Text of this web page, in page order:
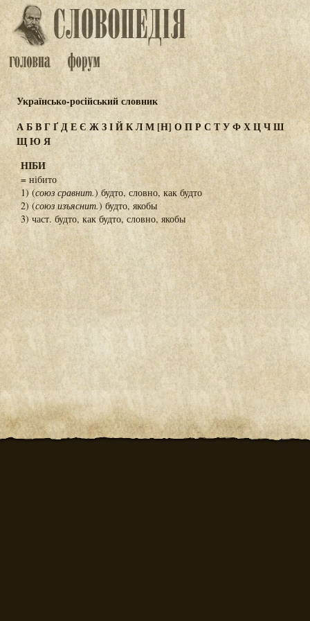
Українсько-російський словник
АБВГҐДЕЄ ЖЗІЙКЛМ [Н] ОПР С ТУФХЦЧШ
ЩЮ Я
НІБИ
= нібито
1) (союз сравнит.) будто, словно, как будто
2) (союз изъяснит.) будто, якобы
3) част. будто, как будто, словно, якобы